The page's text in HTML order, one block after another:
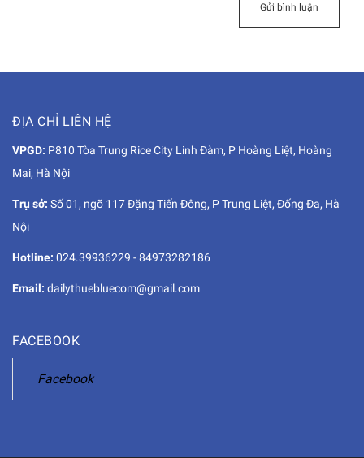
Gửi bình luận
ĐỊA CHỈ LIÊN HỆ
VPGD: P810 Tòa Trung Rice City Linh Đàm, P Hoàng Liệt, Hoàng
Mai, Hà Nội
Trụ sở: Số 01, ngõ 117 Đặng Tiến Đông, P Trung Liệt, Đống Đa, Hà
Nội
Hotline: 024.39936229 -84973282186
Email: dailythuebluecom@gmail.com
FACEBOOK
Facebook